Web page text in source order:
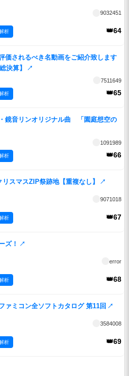
9032451
👑64
析
価されるべき名動画をご紹介致します
決算】
↗
7511649
👑65
析
鏡音リンオリジナル曲 「園庭想空の
1091989
👑66
析
リスマスZIP祭跡地【重複なし】 ↗
9071018
👑67
析
ズ！ ↗
error
👑68
析
ァミコン全ソフトカタログ 第11回 ↗
3584008
👑69
析